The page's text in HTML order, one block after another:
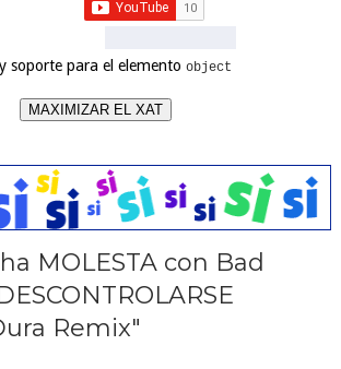
soporte para el elementoobject
MAXIMIZAR EL XAT
MOLESTA con Bad
Remix"